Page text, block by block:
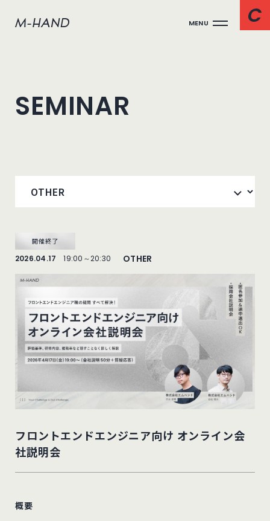
MENU
SEMINAR
開催終了
2026.04.17 19:00～20:30 OTHER
フロントエンドエンジニア向け オンライン会
社説明会
概要